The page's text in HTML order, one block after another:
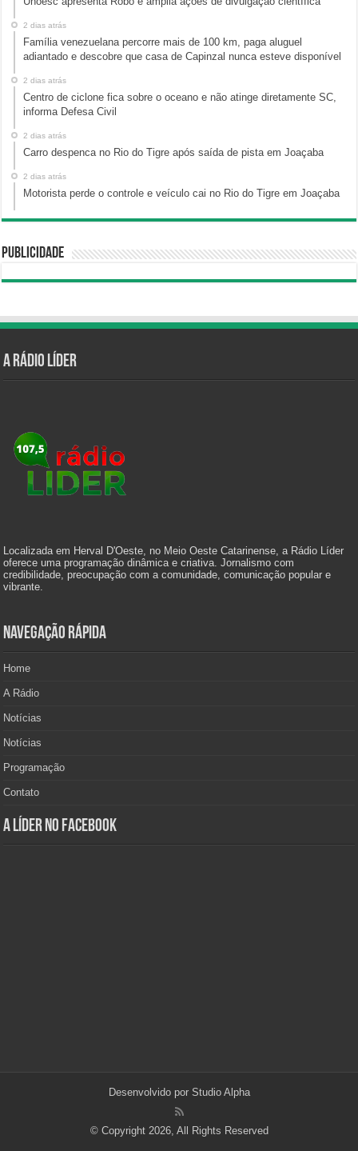
2 dias atrás
Família venezuelana percorre mais de 100 km, paga aluguel
adiantado e descobre que casa de Capinzal nunca esteve disponível
2 dias atrás
Centro de ciclone fica sobre o oceano e não atinge diretamente SC,
informa Defesa Civil
2 dias atrás
Carro despenca no Rio do Tigre após saída de pista em Joaçaba
2 dias atrás
Motorista perde o controle e veículo cai no Rio do Tigre em Joaçaba
Publicidade
A Rádio Líder
Localizada em Herval D'Oeste, no Meio Oeste Catarinense, a Rádio Líder
oferece uma programação dinâmica e criativa. Jornalismo com
credibilidade, preocupação com a comunidade, comunicação popular e
vibrante.
Navegação Rápida
Home
A Rádio
Notícias
Notícias
Programação
Contato
A Líder no Facebook
Desenvolvido por Studio Alpha
© Copyright 2026, All Rights Reserved